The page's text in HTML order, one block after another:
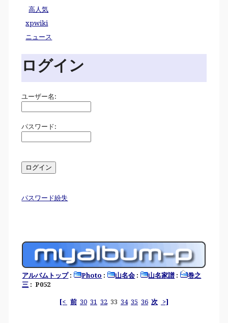
高人気
xpwiki
ニュース
ログイン
ユーザー名:
パスワード:
パスワード紛失
アルバムトップ: Photo : 山名会 : 山名家譜 :
巻之
三 : P052
[< 前 30 31 32 33 34 35 36 次 >]